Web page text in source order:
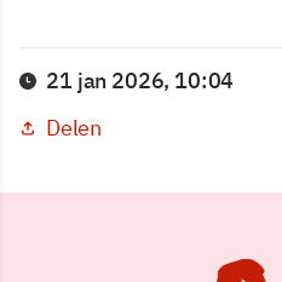
21 jan 2026, 10:04
Delen